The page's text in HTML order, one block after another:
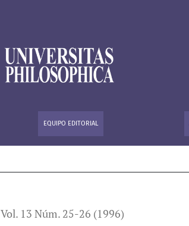
EQUIPO EDITORIAL
Vol. 13 Núm. 25-26 (1996)